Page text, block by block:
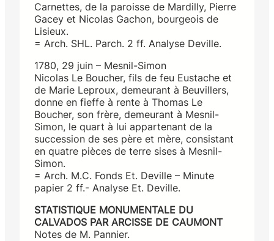
Carnettes, de la paroisse de Mardilly, Pierre
Gacey et Nicolas Gachon, bourgeois de
Lisieux.
= Arch. SHL. Parch. 2 ff. Analyse Deville.
1780, 29 juin – Mesnil-Simon
Nicolas Le Boucher, fils de feu Eustache et
de Marie Leproux, demeurant à Beuvillers,
donne en fieffe à rente à Thomas Le
Boucher, son frère, demeurant à Mesnil-
Simon, le quart à lui appartenant de la
succession de ses père et mère, consistant
en quatre pièces de terre sises à Mesnil-
Simon.
= Arch. M.C. Fonds Et. Deville – Minute
papier 2 ff.- Analyse Et. Deville.
STATISTIQUE MONUMENTALE DU
CALVADOS PAR ARCISSE DE CAUMONT
Notes de M. Pannier.